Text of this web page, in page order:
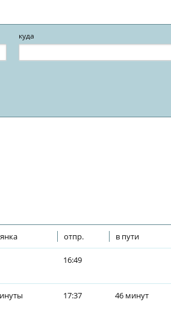
куда
отпр. в пути
16:49
17:37 46 минут